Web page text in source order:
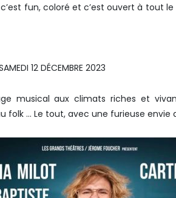
fun, coloré et c’est ouvert à tout
12 DÉCEMBRE 2023
musical aux climats riches et
folk … Le tout, avec une furieuse envie